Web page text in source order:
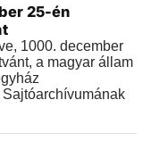
25-én
1000. december
a magyar állam